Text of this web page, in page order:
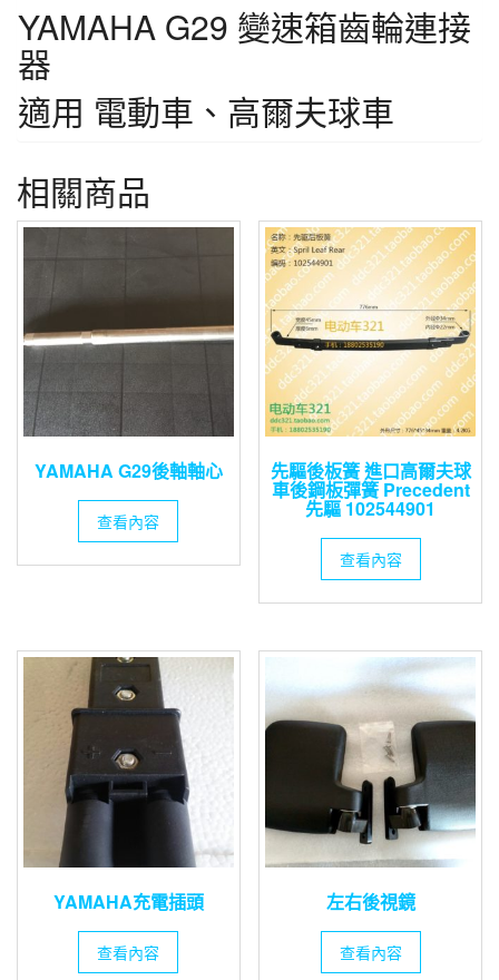
YAMAHA G29 變速箱齒輪連接
器
適用 電動車、高爾夫球車
相關商品
YAMAHA G29後軸軸心
查看內容
先驅後板簧 進口高爾夫球
車後鋼板彈簧 Precedent
先驅 102544901
查看內容
YAMAHA充電插頭
查看內容
左右後視鏡
查看內容